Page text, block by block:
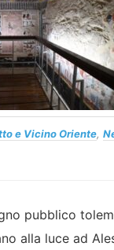
e Vicino Oriente,
pubblico
alla luce ad